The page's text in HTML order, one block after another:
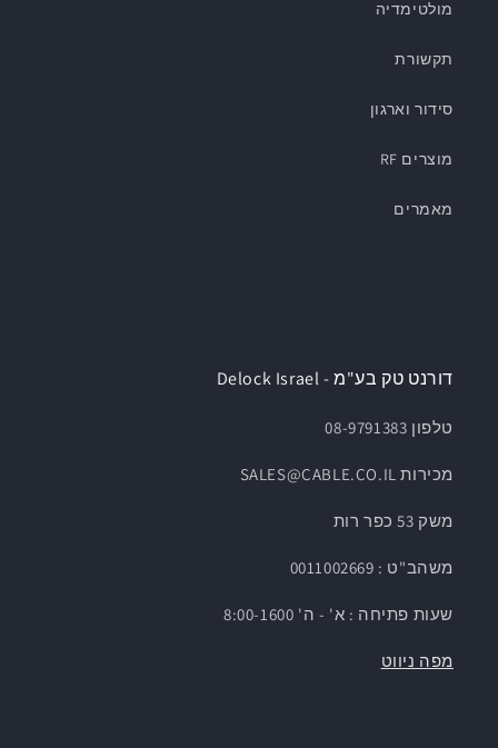
מולטימדיה
תקשורת
סידור וארגון
מוצרים RF
מאמרים
דורנט טק בע"מ - Delock Israel
טלפון 08-9791383
מכירות SALES@CABLE.CO.IL
משק 53 כפר רות
משהב"ט : 0011002669
שעות פתיחה : א' - ה' 8:00-1600
מפה ניווט